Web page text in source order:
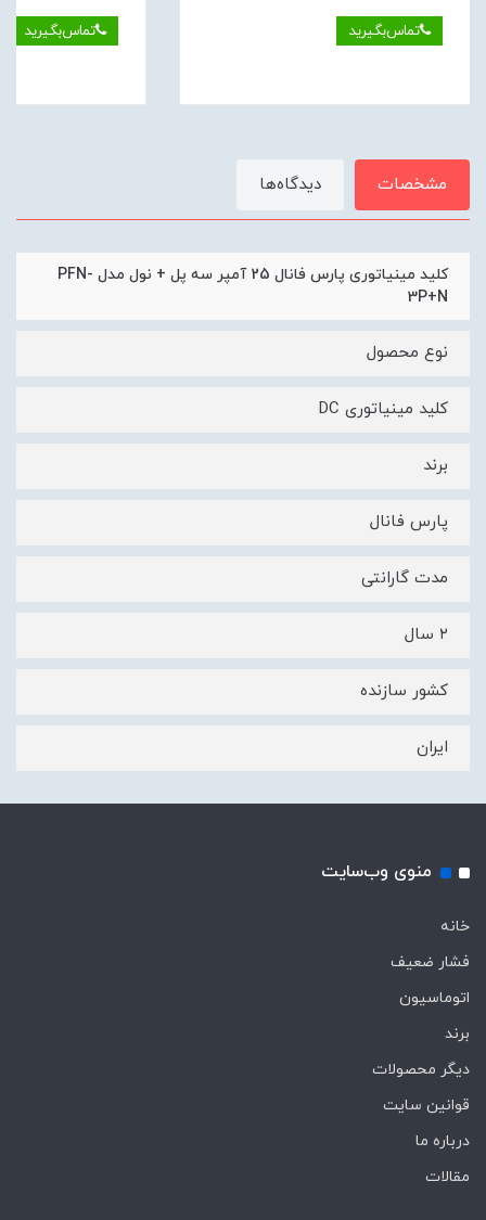
تماس‌بگیرید تماس‌بگیرید
مشخصات دیدگاه‌ها
کلید مینیاتوری پارس فانال 25 آمپر سه پل + نول مدل PFN-
3P+N
نوع محصول
کلید مینیاتوری DC
برند
پارس فانال
مدت گارانتی
۲ سال
کشور سازنده
ایران
منوی وب‌سایت
خانه
فشار ضعیف
اتوماسیون
برند
دیگر محصولات
قوانین سایت
درباره ما
مقالات